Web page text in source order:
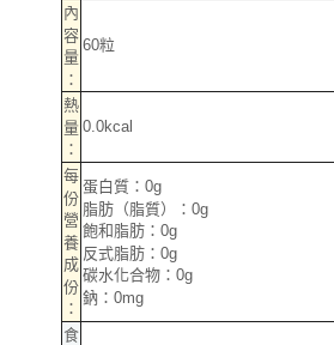
２．關於個人資料處理事宜，請瀏覽以下網址：
https://aftee.tw/terms/#terms3
３．未成年的使用者請事先徵得法定代理人或監
「AFTEE先享後付」，若未經同意申辦者引起
４．使用「AFTEE先享後付」時，將依據個別
時審查核予不同之上限額度；若仍有額度不足
請求用戶進行身份認證。
５．嚴禁一人註冊多個帳號或使用他人資訊註
恩沛科技股份有限公司將有權停止該用戶之使用
內
容
量
：
60粒
熱
量
：
0.0kcal
每
份
營
養
成
份
：
蛋白質：0g
脂肪（脂質）：0g
飽和脂肪：0g
反式脂肪：0g
碳水化合物：0g
鈉：0mg
食